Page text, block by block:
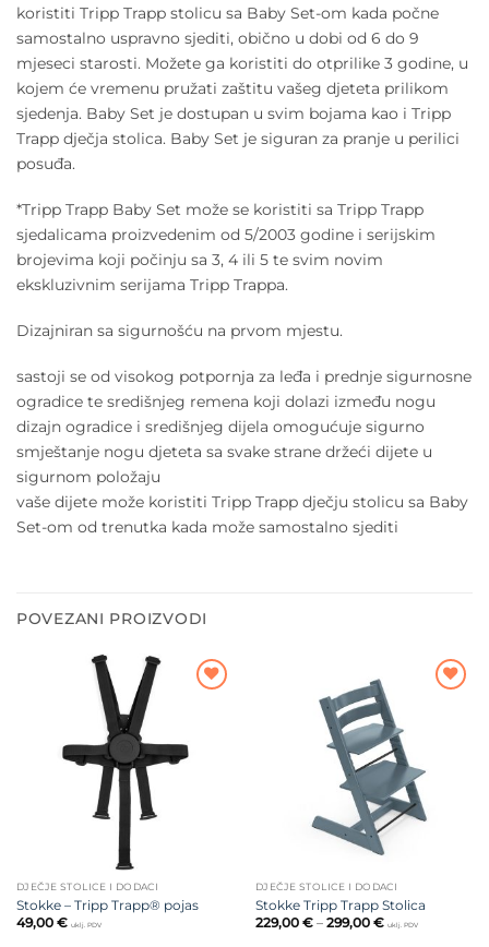
koristiti Tripp Trapp stolicu sa Baby Set-om kada počne
samostalno uspravno sjediti, obično u dobi od 6 do 9
mjeseci starosti. Možete ga koristiti do otprilike 3 godine, u
kojem će vremenu pružati zaštitu vašeg djeteta prilikom
sjedenja. Baby Set je dostupan u svim bojama kao i Tripp
Trapp dječja stolica. Baby Set je siguran za pranje u perilici
posuđa.
*Tripp Trapp Baby Set može se koristiti sa Tripp Trapp
sjedalicama proizvedenim od 5/2003 godine i serijskim
brojevima koji počinju sa 3, 4 ili 5 te svim novim
ekskluzivnim serijama Tripp Trappa.
Dizajniran sa sigurnošću na prvom mjestu.
sastoji se od visokog potpornja za leđa i prednje sigurnosne
ogradice te središnjeg remena koji dolazi između nogu
dizajn ogradice i središnjeg dijela omogućuje sigurno
smještanje nogu djeteta sa svake strane držeći dijete u
sigurnom položaju
vaše dijete može koristiti Tripp Trapp dječju stolicu sa Baby
Set-om od trenutka kada može samostalno sjediti
POVEZANI PROIZVODI
DJEČJE STOLICE I DODACI
Stokke – Tripp Trapp® pojas
49,00 € uklj. PDV
DJEČJE STOLICE I DODACI
Stokke Tripp Trapp Stolica
229,00 € – 299,00 €Raspon
uklj. PDV